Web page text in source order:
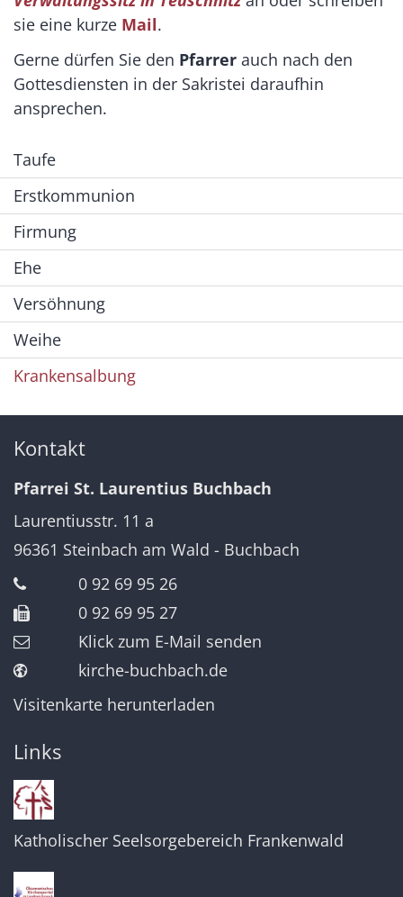
sie eine kurze Mail.
Gerne dürfen Sie den Pfarrer auch nach den
Gottesdiensten in der Sakristei daraufhin
ansprechen.
Taufe
Erstkommunion
Firmung
Ehe
Versöhnung
Weihe
Krankensalbung
Kontakt
Pfarrei St. Laurentius Buchbach
Laurentiusstr. 11 a
96361 Steinbach am Wald - Buchbach
0 92 69 95 26
0 92 69 95 27
Klick zum E-Mail senden
kirche-buchbach.de
Visitenkarte herunterladen
Links
Katholischer Seelsorgebereich Frankenwald